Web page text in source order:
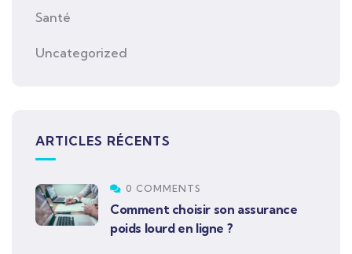
Santé
Uncategorized
ARTICLES RÉCENTS
0 COMMENTS
Comment choisir son assurance
poids lourd en ligne ?